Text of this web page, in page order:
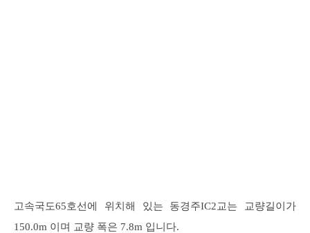
고속국도65호선에 위치해 있는 동경주IC2교는 교량길이가
150.0m 이며 교량 폭은 7.8m 입니다.